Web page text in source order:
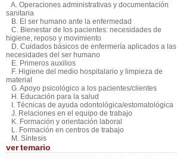
A. Operaciones administrativas y documentación
sanitaria
B. El ser humano ante la enfermedad
C. Bienestar de los pacientes: necesidades de
higiene, reposo y movimiento
D. Cuidados básicos de enfermería aplicados a las
necesidades del ser humano
E. Primeros auxilios
F. Higiene del medio hospitalario y limpieza de
material
G. Apoyo psicológico a los pacientes/clientes
H. Educación para la salud
I. Técnicas de ayuda odontológica/estomatológica
J. Relaciones en el equipo de trabajo
K. Formación y orientación laboral
L. Formación en centros de trabajo
M. Síntesis
vertemario